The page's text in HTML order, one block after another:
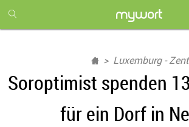
month
free
Luxemburg -
Soroptimist spenden
für ein Dorf in